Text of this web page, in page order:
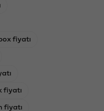
fiyatı
fiyatı
fiyatı